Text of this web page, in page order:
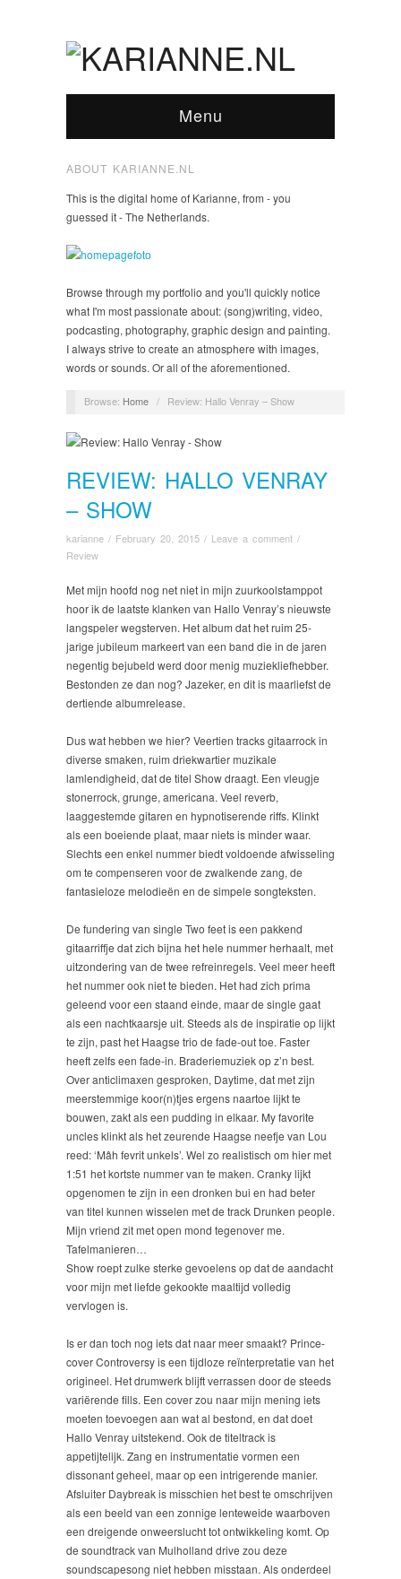
Menu
ABOUT KARIANNE.NL
This is the digital home of Karianne, from - you
guessed it - The Netherlands.
Browse through my portfolio and you'll quickly notice
what I'm most passionate about: (song)writing, video,
podcasting, photography, graphic design and painting.
I always strive to create an atmosphere with images,
words or sounds. Or all of the aforementioned.
Browse: Home / Review: Hallo Venray – Show
REVIEW: HALLO VENRAY
– SHOW
karianne / February 20, 2015 / Leave a comment /
Review
Met mijn hoofd nog net niet in mijn zuurkoolstamppot
hoor ik de laatste klanken van Hallo Venray’s nieuwste
langspeler wegsterven. Het album dat het ruim 25-
jarige jubileum markeert van een band die in de jaren
negentig bejubeld werd door menig muziekliefhebber.
Bestonden ze dan nog? Jazeker, en dit is maarliefst de
dertiende albumrelease.
Dus wat hebben we hier? Veertien tracks gitaarrock in
diverse smaken, ruim driekwartier muzikale
lamlendigheid, dat de titel Show draagt. Een vleugje
stonerrock, grunge, americana. Veel reverb,
laaggestemde gitaren en hypnotiserende riffs. Klinkt
als een boeiende plaat, maar niets is minder waar.
Slechts een enkel nummer biedt voldoende afwisseling
om te compenseren voor de zwalkende zang, de
fantasieloze melodieën en de simpele songteksten.
De fundering van single Two feet is een pakkend
gitaarriffje dat zich bijna het hele nummer herhaalt, met
uitzondering van de twee refreinregels. Veel meer heeft
het nummer ook niet te bieden. Het had zich prima
geleend voor een staand einde, maar de single gaat
als een nachtkaarsje uit. Steeds als de inspiratie op lijkt
te zijn, past het Haagse trio de fade-out toe. Faster
heeft zelfs een fade-in. Braderiemuziek op z’n best.
Over anticlimaxen gesproken, Daytime, dat met zijn
meerstemmige koor(n)tjes ergens naartoe lijkt te
bouwen, zakt als een pudding in elkaar. My favorite
uncles klinkt als het zeurende Haagse neefje van Lou
reed: ‘Mâh fevrit unkels’. Wel zo realistisch om hier met
1:51 het kortste nummer van te maken. Cranky lijkt
opgenomen te zijn in een dronken bui en had beter
van titel kunnen wisselen met de track Drunken people.
Mijn vriend zit met open mond tegenover me.
Tafelmanieren…
Show roept zulke sterke gevoelens op dat de aandacht
voor mijn met liefde gekookte maaltijd volledig
vervlogen is.
Is er dan toch nog iets dat naar meer smaakt? Prince-
cover Controversy is een tijdloze reïnterpretatie van het
origineel. Het drumwerk blijft verrassen door de steeds
variërende fills. Een cover zou naar mijn mening iets
moeten toevoegen aan wat al bestond, en dat doet
Hallo Venray uitstekend. Ook de titeltrack is
appetijtelijk. Zang en instrumentatie vormen een
dissonant geheel, maar op een intrigerende manier.
Afsluiter Daybreak is misschien het best te omschrijven
als een beeld van een zonnige lenteweide waarboven
een dreigende onweerslucht tot ontwikkeling komt. Op
de soundtrack van Mulholland drive zou deze
soundscapesong niet hebben misstaan. Als onderdeel